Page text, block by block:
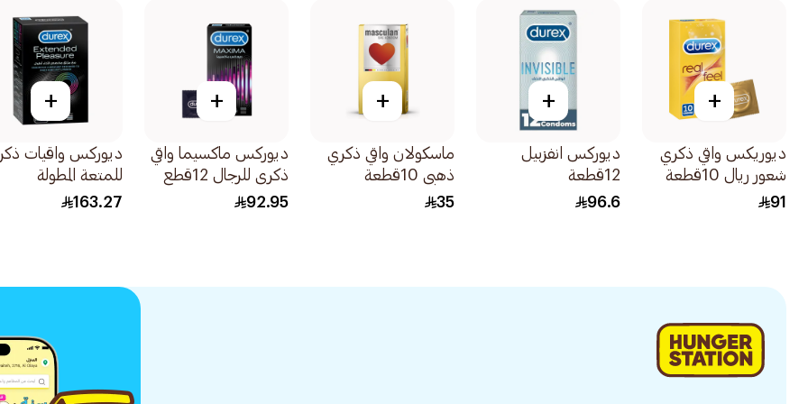
+
ديوريكس واقي ذكري
شعور ريال 10قطعة
91
+
ديوركس انفزبيل
12قطعة
96.6
+
ماسكولان واقي ذكري
ذهبي 10قطعة
35
+
ديوركس ماكسيما واقي
ذكري للرجال 12قطع
92.95
+
ديوركس واقيات
للمتعة المطولة
20قطعة
163.27